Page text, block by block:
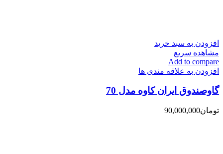
افزودن به سبد خرید
مشاهده سریع
Add to compare
افزودن به علاقه مندی ها
گاوصندوق ایران کاوه مدل 70
تومان90,000,000